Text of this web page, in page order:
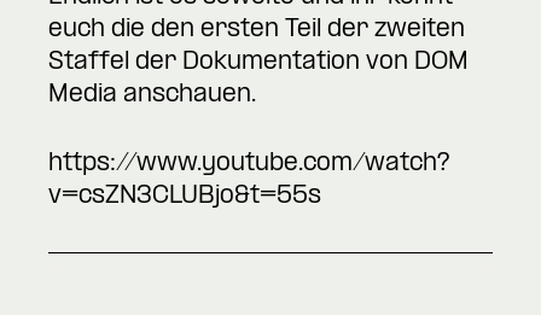
euch die den ersten Teil der zweiten
Staffel der Dokumentation von DOM
Media anschauen.
https://www.youtube.com/watch?
v=csZN3CLUBjo&t=55s